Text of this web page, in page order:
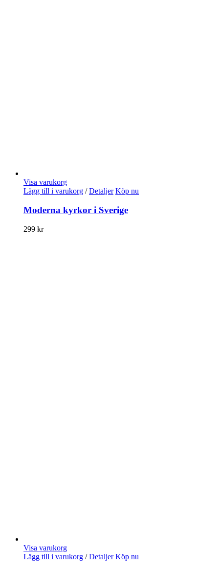
Visa varukorg
Lägg till i varukorg / Detaljer Köp nu
Moderna kyrkor i Sverige
299 kr
Visa varukorg
Lägg till i varukorg / Detaljer Köp nu